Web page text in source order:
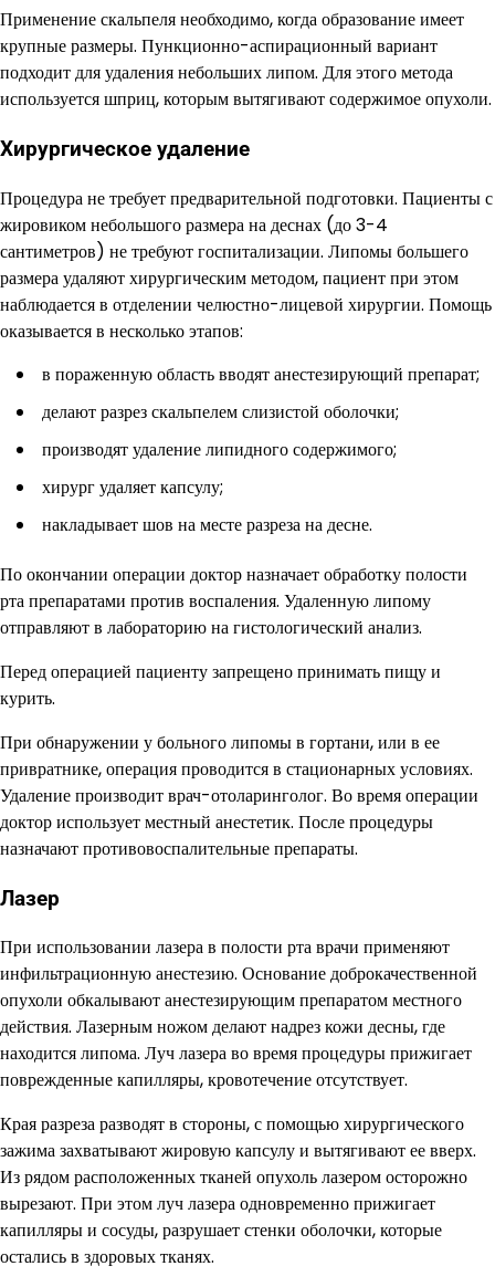
Применение скальпеля необходимо, когда образование имеет
крупные размеры. Пункционно-аспирационный вариант
подходит для удаления небольших липом. Для этого метода
используется шприц, которым вытягивают содержимое опухоли.
Хирургическое удаление
Процедура не требует предварительной подготовки. Пациенты с
жировиком небольшого размера на деснах (до 3-4
сантиметров) не требуют госпитализации. Липомы большего
размера удаляют хирургическим методом, пациент при этом
наблюдается в отделении челюстно-лицевой хирургии. Помощь
оказывается в несколько этапов:
в пораженную область вводят анестезирующий препарат;
делают разрез скальпелем слизистой оболочки;
производят удаление липидного содержимого;
хирург удаляет капсулу;
накладывает шов на месте разреза на десне.
По окончании операции доктор назначает обработку полости
рта препаратами против воспаления. Удаленную липому
отправляют в лабораторию на гистологический анализ.
Перед операцией пациенту запрещено принимать пищу и
курить.
При обнаружении у больного липомы в гортани, или в ее
привратнике, операция проводится в стационарных условиях.
Удаление производит врач-отоларинголог. Во время операции
доктор использует местный анестетик. После процедуры
назначают противовоспалительные препараты.
Лазер
При использовании лазера в полости рта врачи применяют
инфильтрационную анестезию. Основание доброкачественной
опухоли обкалывают анестезирующим препаратом местного
действия. Лазерным ножом делают надрез кожи десны, где
находится липома. Луч лазера во время процедуры прижигает
поврежденные капилляры, кровотечение отсутствует.
Края разреза разводят в стороны, с помощью хирургического
зажима захватывают жировую капсулу и вытягивают ее вверх.
Из рядом расположенных тканей опухоль лазером осторожно
вырезают. При этом луч лазера одновременно прижигает
капилляры и сосуды, разрушает стенки оболочки, которые
остались в здоровых тканях.